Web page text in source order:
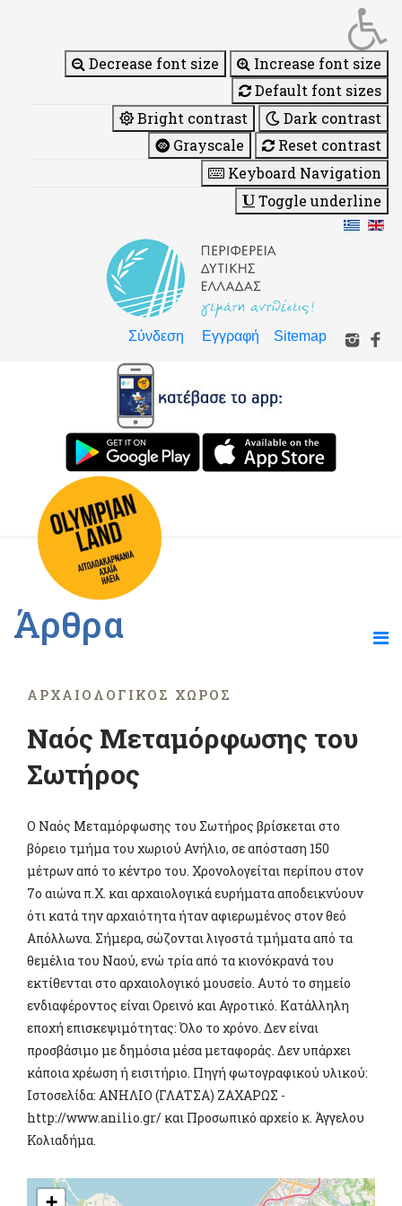
Decrease font size
Increase font size
Default font sizes
Bright contrast
Dark contrast
Grayscale
Reset contrast
Keyboard Navigation
Toggle underline
Σύνδεση Εγγραφή Sitemap
Άρθρα
ΑΡΧΑΙΟΛΟΓΙΚΌΣ ΧΏΡΟΣ
Ναός Μεταμόρφωσης του
Σωτήρος
Ο Ναός Μεταμόρφωσης του Σωτήρος βρίσκεται στο
βόρειο τμήμα του χωριού Ανήλιο, σε απόσταση 150
μέτρων από το κέντρο του. Χρονολογείται περίπου στον
7ο αιώνα π.Χ. και αρχαιολογικά ευρήματα αποδεικνύουν
ότι κατά την αρχαιότητα ήταν αφιερωμένος στον θεό
Απόλλωνα. Σήμερα, σώζονται λιγοστά τμήματα από τα
θεμέλια του Ναού, ενώ τρία από τα κιονόκρανά του
εκτίθενται στο αρχαιολογικό μουσείο. Αυτό το σημείο
ενδιαφέροντος είναι Ορεινό και Αγροτικό. Κατάλληλη
εποχή επισκεψιμότητας: Όλο το χρόνο. Δεν είναι
προσβάσιμο με δημόσια μέσα μεταφοράς. Δεν υπάρχει
κάποια χρέωση ή εισιτήριο. Πηγή φωτογραφικού υλικού:
Ιστοσελίδα: ΑΝΗΛΙΟ (ΓΛΑΤΣΑ) ΖΑΧΑΡΩΣ -
http://www.anilio.gr/ και Προσωπικό αρχείο κ. Άγγελου
Κολιαδήμα.